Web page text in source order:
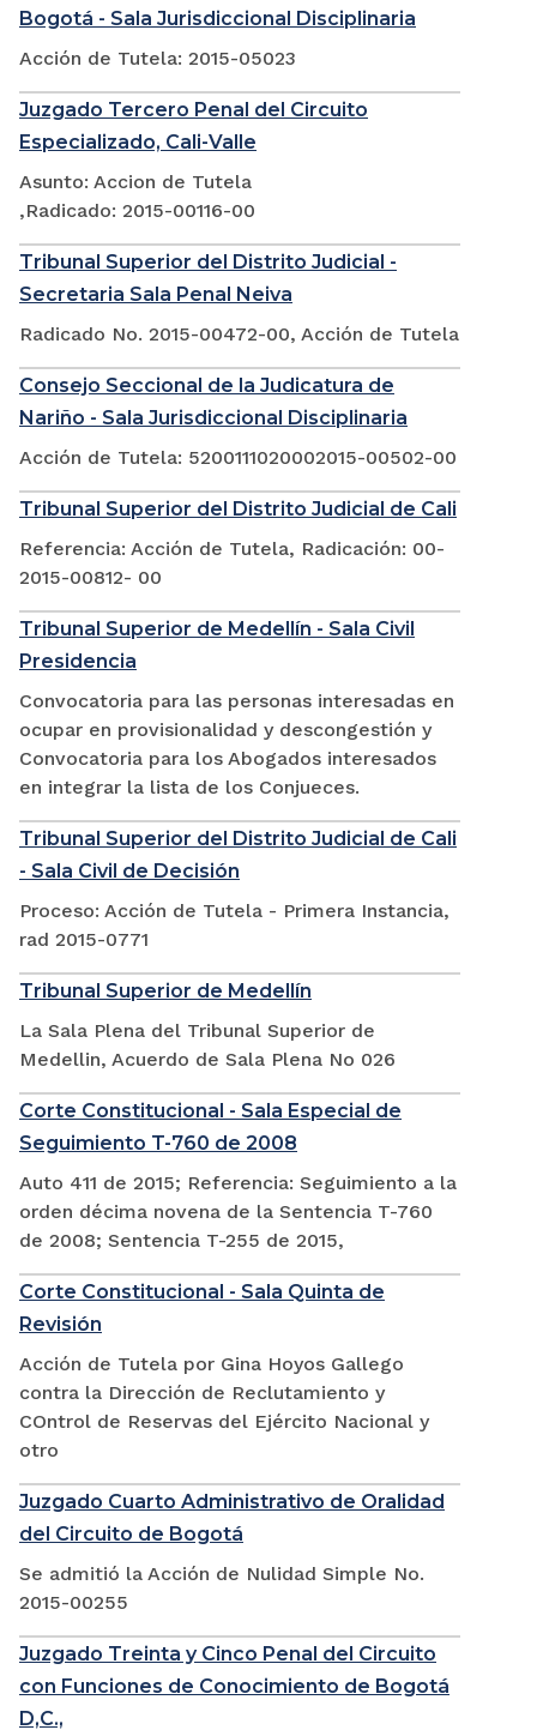
Bogotá - Sala Jurisdiccional Disciplinaria
Acción de Tutela: 2015-05023
Juzgado Tercero Penal del Circuito
Especializado, Cali-Valle
Asunto: Accion de Tutela
,Radicado: 2015-00116-00
Tribunal Superior del Distrito Judicial -
Secretaria Sala Penal Neiva
Radicado No. 2015-00472-00, Acción de Tutela
Consejo Seccional de la Judicatura de
Nariño - Sala Jurisdiccional Disciplinaria
Acción de Tutela: 5200111020002015-00502-00
Tribunal Superior del Distrito Judicial de Cali
Referencia: Acción de Tutela, Radicación: 00-
2015-00812- 00
Tribunal Superior de Medellín - Sala Civil
Presidencia
Convocatoria para las personas interesadas en
ocupar en provisionalidad y descongestión y
Convocatoria para los Abogados interesados
en integrar la lista de los Conjueces.
Tribunal Superior del Distrito Judicial de Cali
- Sala Civil de Decisión
Proceso: Acción de Tutela - Primera Instancia,
rad 2015-0771
Tribunal Superior de Medellín
La Sala Plena del Tribunal Superior de
Medellin, Acuerdo de Sala Plena No 026
Corte Constitucional - Sala Especial de
Seguimiento T-760 de 2008
Auto 411 de 2015; Referencia: Seguimiento a la
orden décima novena de la Sentencia T-760
de 2008; Sentencia T-255 de 2015,
Corte Constitucional - Sala Quinta de
Revisión
Acción de Tutela por Gina Hoyos Gallego
contra la Dirección de Reclutamiento y
COntrol de Reservas del Ejército Nacional y
otro
Juzgado Cuarto Administrativo de Oralidad
del Circuito de Bogotá
Se admitió la Acción de Nulidad Simple No.
2015-00255
Juzgado Treinta y Cinco Penal del Circuito
con Funciones de Conocimiento de Bogotá
D,C.,